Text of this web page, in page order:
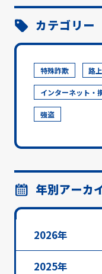
カテゴリー
特殊詐欺 路
インターネット・
強盗
年別アーカ
2026年
2025年